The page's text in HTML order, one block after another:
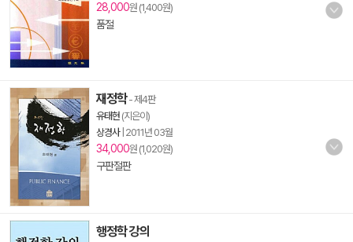
28,000원 (1,400원)
품절
재정학- 제4판
유태현 (지은이)
상경사| 2011년 03월
34,000원 (1,020원)
구판절판
행정학 강의